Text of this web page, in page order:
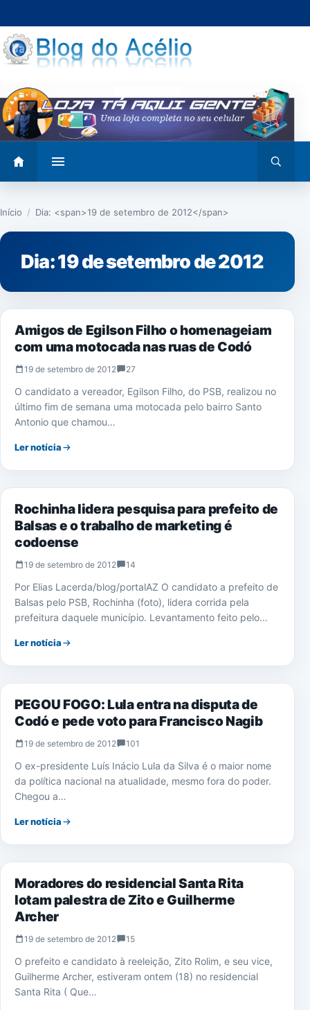
para
o
conteúdo
menu
busca
Início / Dia: <span>19 de setembro de 2012</span>
Dia:19 de setembro de 2012
NOTÍCIAS
Amigos de Egilson Filho o homenageiam
com uma motocada nas ruas de Codó
19 de setembro de 2012 27
O candidato a vereador, Egilson Filho, do PSB, realizou no
último fim de semana uma motocada pelo bairro Santo
Antonio que chamou…
Ler notícia
ELEIÇÕES 2012
Rochinha lidera pesquisa para prefeito de
Balsas e o trabalho de marketing é
codoense
19 de setembro de 2012 14
Por Elias Lacerda/blog/portalAZ O candidato a prefeito de
Balsas pelo PSB, Rochinha (foto), lidera corrida pela
prefeitura daquele município. Levantamento feito pelo…
Ler notícia
ELEIÇÕES 2012
PEGOU FOGO: Lula entra na disputa de
Codó e pede voto para Francisco Nagib
19 de setembro de 2012 101
O ex-presidente Luís Inácio Lula da Silva é o maior nome
da política nacional na atualidade, mesmo fora do poder.
Chegou a…
Ler notícia
ELEIÇÕES 2012
Moradores do residencial Santa Rita
lotam palestra de Zito e Guilherme
Archer
19 de setembro de 2012 15
O prefeito e candidato à reeleição, Zito Rolim, e seu vice,
Guilherme Archer, estiveram ontem (18) no residencial
Santa Rita ( Que…